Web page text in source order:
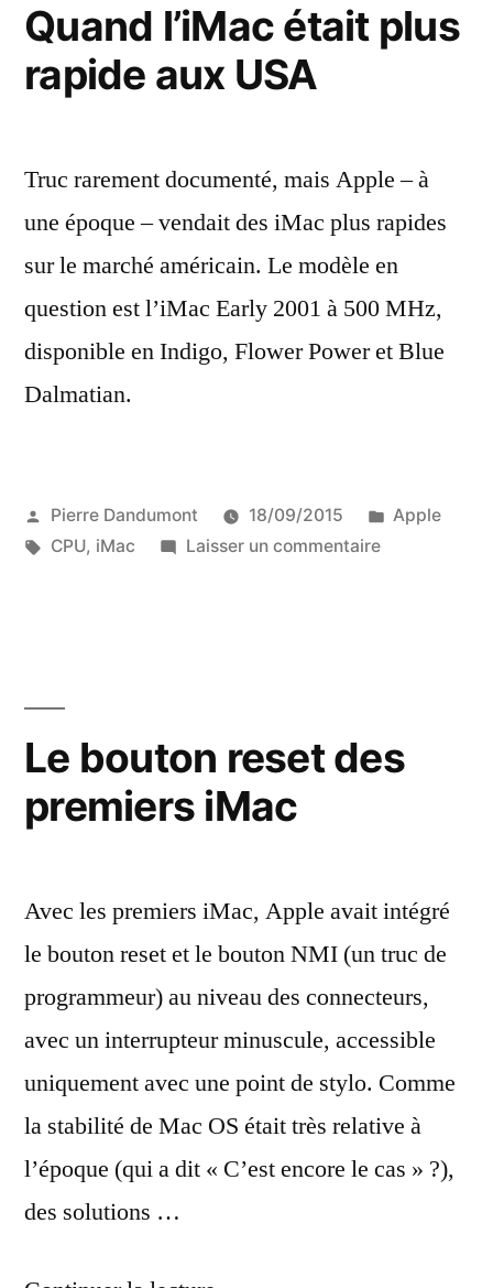
Mac
Quand l’iMac était plus
rapide aux USA
Truc rarement documenté, mais Apple – à
une époque – vendait des iMac plus rapides
sur le marché américain. Le modèle en
question est l’iMac Early 2001 à 500 MHz,
disponible en Indigo, Flower Power et Blue
Dalmatian.
Publié
par
Pierre Dandumont 18/09/2015
Publié
Apple
Étiquettes :
CPU, iMac Laisser un commentairesur
USA
Le bouton reset des
premiers iMac
Avec les premiers iMac, Apple avait intégré
le bouton reset et le bouton NMI (un truc de
programmeur) au niveau des connecteurs,
avec un interrupteur minuscule, accessible
uniquement avec une point de stylo. Comme
la stabilité de Mac OS était très relative à
l’époque (qui a dit « C’est encore le cas » ?),
des solutions …